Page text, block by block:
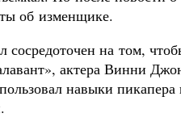
об изменщике.
на том,
актера Винни
навыки пикапера